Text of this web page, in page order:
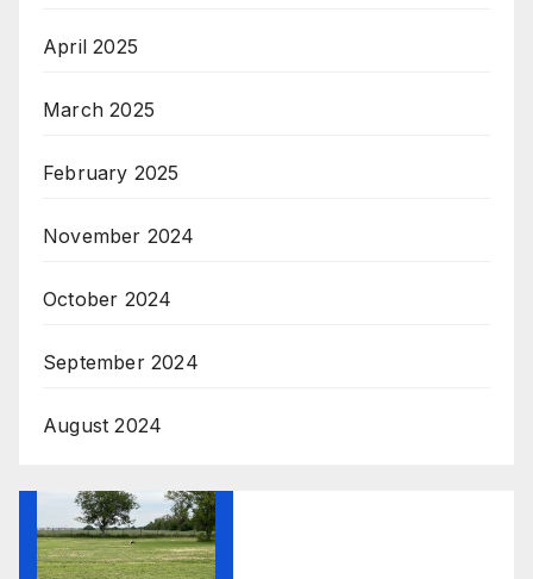
April 2025
March 2025
February 2025
November 2024
October 2024
September 2024
August 2024